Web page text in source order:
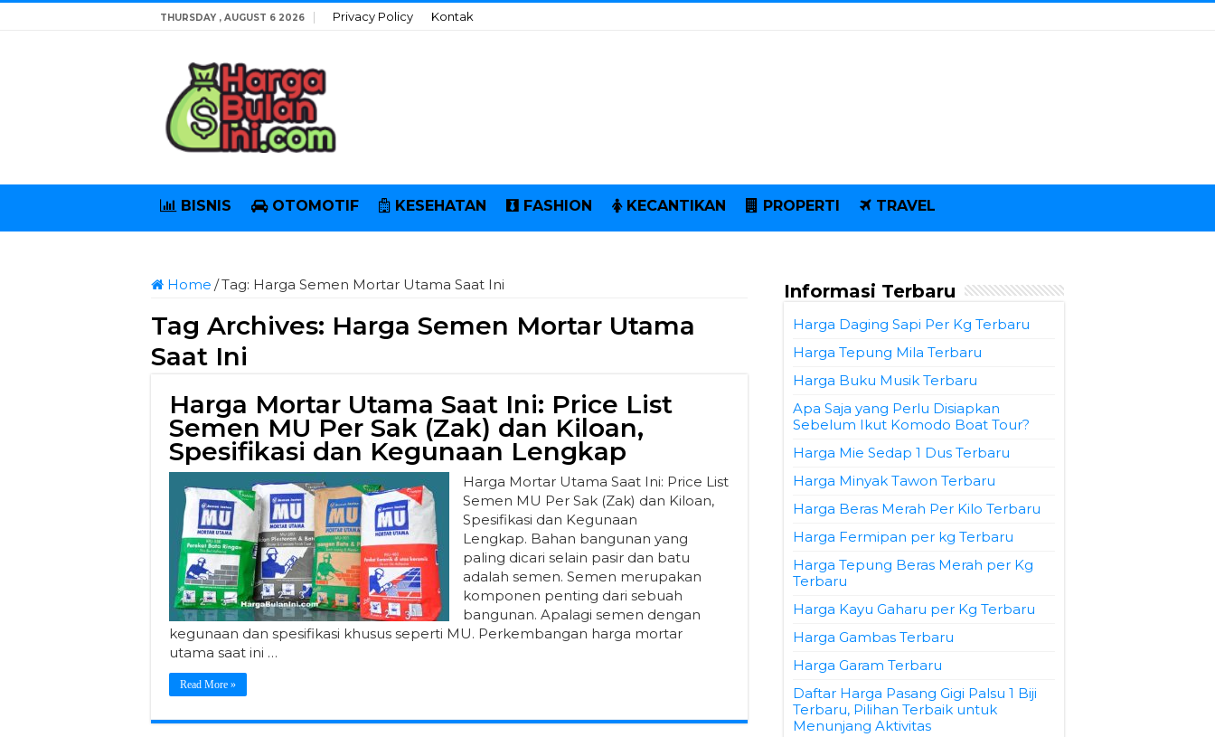
THURSDAY , AUGUST 6 2026 Privacy Policy Kontak
BISNIS OTOMOTIF KESEHATAN FASHION KECANTIKAN PROPERTI TRAVEL
Home /Tag: Harga Semen Mortar Utama Saat Ini
Tag Archives: Harga Semen Mortar Utama
Saat Ini
Harga Mortar Utama Saat Ini: Price List
Semen MU Per Sak (Zak) dan Kiloan,
Spesifikasi dan Kegunaan Lengkap
Harga Mortar Utama Saat Ini: Price List
Semen MU Per Sak (Zak) dan Kiloan,
Spesifikasi dan Kegunaan
Lengkap. Bahan bangunan yang
paling dicari selain pasir dan batu
adalah semen. Semen merupakan
komponen penting dari sebuah
bangunan. Apalagi semen dengan
kegunaan dan spesifikasi khusus seperti MU. Perkembangan harga mortar
utama saat ini …
Read More »
Informasi Terbaru
Harga Daging Sapi Per Kg Terbaru
Harga Tepung Mila Terbaru
Harga Buku Musik Terbaru
Apa Saja yang Perlu Disiapkan
Sebelum Ikut Komodo Boat Tour?
Harga Mie Sedap 1 Dus Terbaru
Harga Minyak Tawon Terbaru
Harga Beras Merah Per Kilo Terbaru
Harga Fermipan per kg Terbaru
Harga Tepung Beras Merah per Kg
Terbaru
Harga Kayu Gaharu per Kg Terbaru
Harga Gambas Terbaru
Harga Garam Terbaru
Daftar Harga Pasang Gigi Palsu 1 Biji
Terbaru, Pilihan Terbaik untuk
Menunjang Aktivitas